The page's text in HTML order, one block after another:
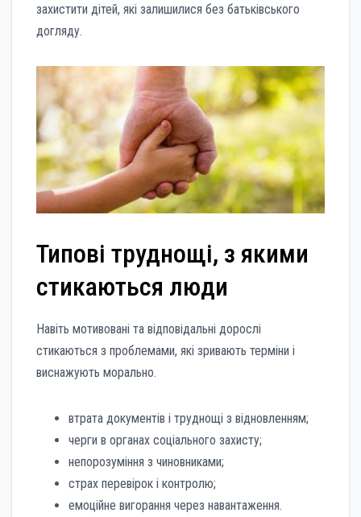
захистити дітей, які залишилися без батьківського
догляду.
Типові труднощі, з якими
стикаються люди
Навіть мотивовані та відповідальні дорослі
стикаються з проблемами, які зривають терміни і
виснажують морально.
втрата документів і труднощі з відновленням;
черги в органах соціального захисту;
непорозуміння з чиновниками;
страх перевірок і контролю;
емоційне вигорання через навантаження.